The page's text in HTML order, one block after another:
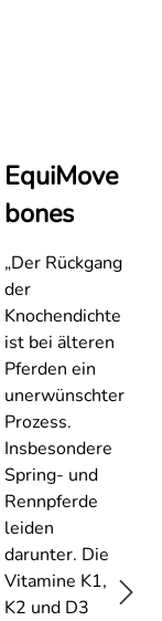
EquiMove
bones
„Der Rückgang
der
Knochendichte
ist bei älteren
Pferden ein
unerwünschter
Prozess.
Insbesondere
Spring- und
Rennpferde
leiden
darunter. Die
Vitamine K1,
K2 und D3